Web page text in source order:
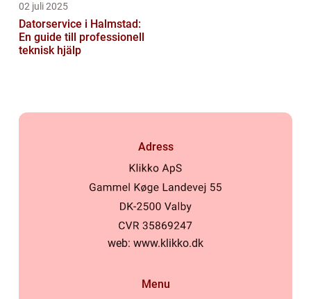
02 juli 2025
Datorservice i Halmstad:
En guide till professionell
teknisk hjälp
Adress
web: www.klikko.dk
Menu